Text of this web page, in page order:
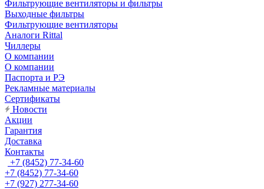
Фильтрующие вентиляторы и фильтры
Выходные фильтры
Фильтрующие вентиляторы
Аналоги Rittal
Чиллеры
О компании
О компании
Паспорта и РЭ
Рекламные материалы
Сертификаты
Новости
Акции
Гарантия
Доставка
Контакты
+7 (8452) 77-34-60
+7 (8452) 77-34-60
+7 (927) 277-34-60